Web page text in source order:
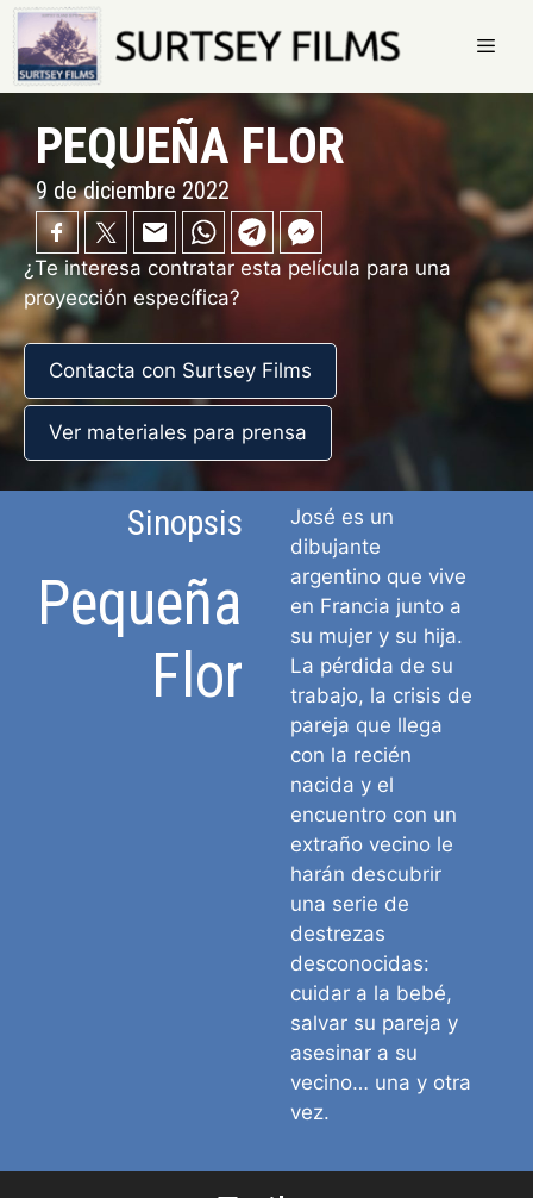
Saltar
al
contenido
PEQUEÑA FLOR
9 de diciembre 2022
¿Te interesa contratar esta película para una
proyección específica?
Contacta con Surtsey Films
Ver materiales para prensa
Sinopsis
Pequeña
Flor
José es un
dibujante
argentino que vive
en Francia junto a
su mujer y su hija.
La pérdida de su
trabajo, la crisis de
pareja que llega
con la recién
nacida y el
encuentro con un
extraño vecino le
harán descubrir
una serie de
destrezas
desconocidas:
cuidar a la bebé,
salvar su pareja y
asesinar a su
vecino… una y otra
vez.